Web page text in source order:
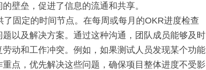
壁垒，促进了信息的流通和共享。
以及解决方案。通过这种沟通，团队成员能够及时
动和工作冲突。例如，如果测试人员发现某个功能
点，优先解决这些问题，确保项目整体进度不受影